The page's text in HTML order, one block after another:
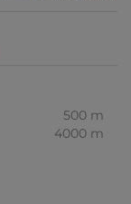
500 m
4000 m